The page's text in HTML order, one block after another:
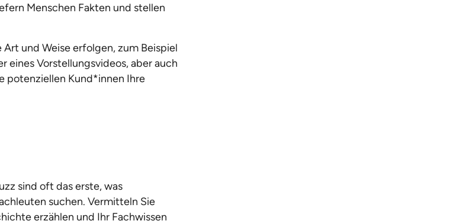
Menschen Fakten und stellen
und Weise erfolgen, zum Beispiel
eines Vorstellungsvideos, aber auch
potenziellen Kund*innen Ihre
sind oft das erste, was
suchen. Vermitteln Sie
erzählen und Ihr Fachwissen